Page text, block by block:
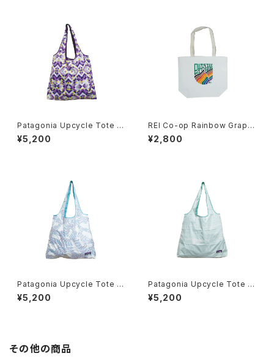
Patagonia Upcycle Tote -
Purple-
¥5,200
REI Co-op Rainbow Graphi
c Small Canvas Tote Bag
¥2,800
Patagonia Upcycle Tote -L
ight Blue-
¥5,200
Patagonia Upcycle Tote -L
ight Green-
¥5,200
その他の商品